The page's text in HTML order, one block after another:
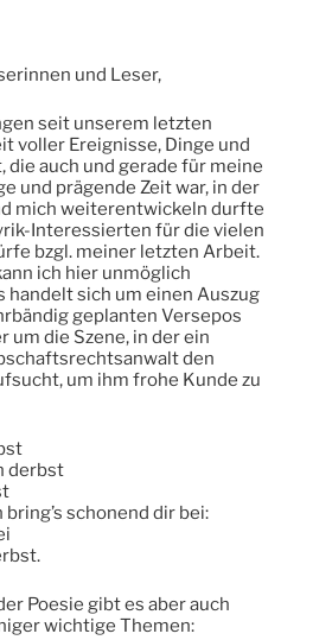
und Leser,
seit unserem letzten
voller Ereignisse, Dinge und
die auch und gerade für meine
und prägende Zeit war, in der
mich weiterentwickeln durfte
Interessierten für die vielen
bzgl. meiner letzten Arbeit.
ich hier unmöglich
handelt sich um einen Auszug
geplanten Versepos
um die Szene, in der ein
den
um ihm frohe Kunde zu
derbst
bring’s schonend dir bei:
Poesie gibt es aber auch
wichtige Themen: